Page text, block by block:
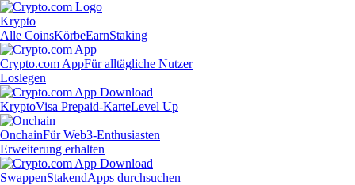
Krypto
Alle CoinsKörbeEarnStaking
Crypto.com AppFür alltägliche Nutzer
Loslegen
KryptoVisa Prepaid-KarteLevel Up
OnchainFür Web3-Enthusiasten
Erweiterung erhalten
SwappenStakendApps durchsuchen